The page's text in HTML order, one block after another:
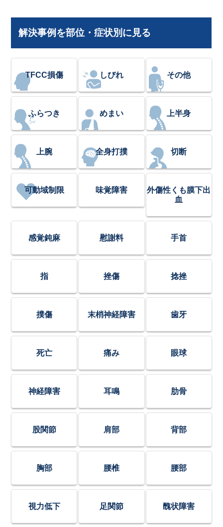
解決事例を部位・症状別に見る
TFCC損傷 しびれ その他
ふらつき めまい 上半身
上腕 全身打撲 切断
可動域制限 味覚障害
外傷性くも膜下出
血
感覚鈍麻 慰謝料 手首
指 挫傷 捻挫
撲傷 末梢神経障害 歯牙
死亡 痛み 眼球
神経障害 耳鳴 肋骨
股関節 肩部 背部
胸部 腰椎 腰部
視力低下 足関節 醜状障害